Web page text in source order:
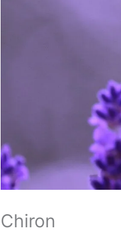
Chiron